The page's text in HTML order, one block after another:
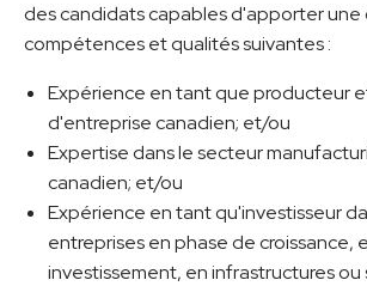
des candidats capables d'apporter une
compétences et qualités suivantes :
Expérience en tant que producteur
d'entreprise canadien; et/ou
Expertise dans le secteur
canadien; et/ou
Expérience en tant qu'investisseur
entreprises en phase de croissance,
investissement, en infrastructures ou